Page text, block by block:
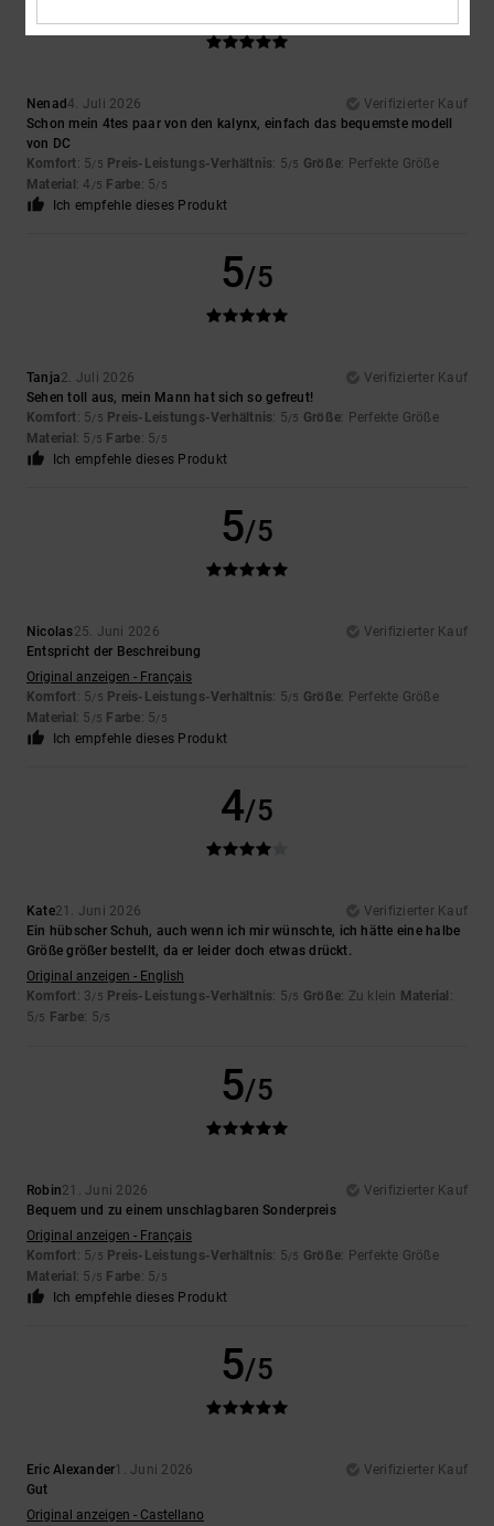
Nenad4. Juli 2026
Verifizierter Kauf
Schon mein 4tes paar von den kalynx, einfach das bequemste modell
von DC
Komfort: 5/5 Preis-Leistungs-Verhältnis: 5/5 Größe: Perfekte Größe
Material : 4 /5 Farbe: 5/5
Ich empfehle dieses Produkt
5/5
Tanja2. Juli 2026
Verifizierter Kauf
Sehen toll aus, mein Mann hat sich so gefreut!
Komfort: 5/5 Preis-Leistungs-Verhältnis: 5/5 Größe: Perfekte Größe
Material : 5 /5 Farbe: 5/5
Ich empfehle dieses Produkt
5/5
Nicolas25. Juni 2026
Verifizierter Kauf
Entspricht der Beschreibung
Original anzeigen - Français
Komfort: 5/5 Preis-Leistungs-Verhältnis: 5/5 Größe: Perfekte Größe
Material : 5 /5 Farbe: 5/5
Ich empfehle dieses Produkt
4/5
Kate21. Juni 2026
Verifizierter Kauf
Ein hübscher Schuh, auch wenn ich mir wünschte, ich hätte eine halbe
Größe größer bestellt, da er leider doch etwas drückt.
Original anzeigen - English
Komfort: 3/5 Preis-Leistungs-Verhältnis: 5/5 Größe: Zu klein Material :
5/5 Farbe: 5/5
5/5
Robin21. Juni 2026
Verifizierter Kauf
Bequem und zu einem unschlagbaren Sonderpreis
Original anzeigen - Français
Komfort: 5/5 Preis-Leistungs-Verhältnis: 5/5 Größe: Perfekte Größe
Material : 5 /5 Farbe: 5/5
Ich empfehle dieses Produkt
5/5
Eric Alexander1. Juni 2026
Verifizierter Kauf
Gut
Original anzeigen - Castellano